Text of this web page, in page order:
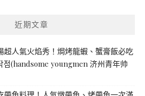
近期文章
超人氣火焰秀！焗烤龍蝦、蟹膏飯必吃
점(handsome youngmen 济州青年帅